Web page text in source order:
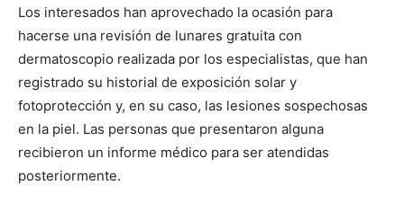
Los interesados han aprovechado la ocasión para
hacerse una revisión de lunares gratuita con
dermatoscopio realizada por los especialistas, que han
registrado su historial de exposición solar y
fotoprotección y, en su caso, las lesiones sospechosas
en la piel. Las personas que presentaron alguna
recibieron un informe médico para ser atendidas
posteriormente.